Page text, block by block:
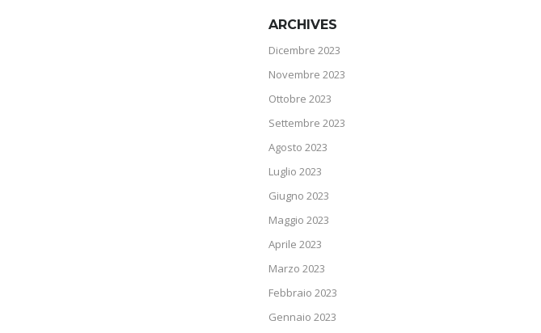
ARCHIVES
Dicembre 2023
Novembre 2023
Ottobre 2023
Settembre 2023
Agosto 2023
Luglio 2023
Giugno 2023
Maggio 2023
Aprile 2023
Marzo 2023
Febbraio 2023
Gennaio 2023